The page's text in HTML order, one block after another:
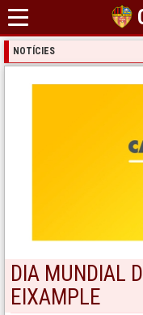
NOTÍCIES
DIA MUNDIAL
EIXAMPLE